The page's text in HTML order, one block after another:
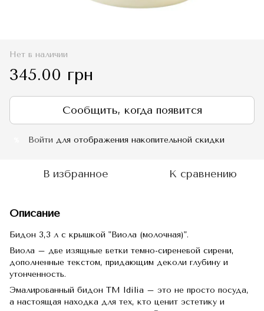
Нет в наличии
345.00 грн
Сообщить, когда появится
Войти для отображения накопительной скидки
В избранное К сравнению
Описание
Бидон 3,3 л с крышкой "Виола (молочная)".
Виола – две изящные ветки темно-сиреневой сирени,
дополненные текстом, придающим деколи глубину и
утонченность.
Эмалированный бидон TM Idilia – это не просто посуда,
а настоящая находка для тех, кто ценит эстетику и